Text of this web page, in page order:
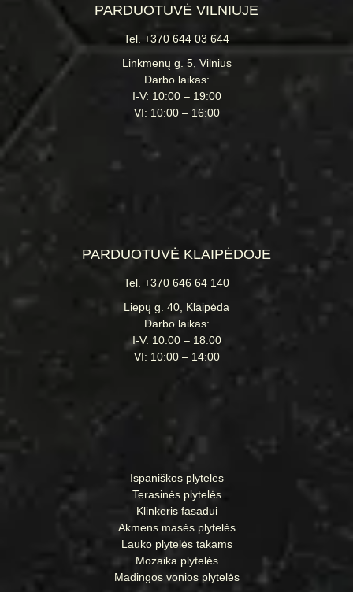
PARDUOTUVĖ VILNIUJE
Tel. +370 644 03 644
Linkmenų g. 5, Vilnius
Darbo laikas:
I-V: 10:00 – 19:00
VI: 10:00 – 16:00
PARDUOTUVĖ KLAIPĖDOJE
Tel. +370 646 64 140
Liepų g. 40, Klaipėda
Darbo laikas:
I-V: 10:00 – 18:00
VI: 10:00 – 14:00
Ispaniškos plytelės
Terasinės plytelės
Klinkeris fasadui
Akmens masės plytelės
Lauko plytelės takams
Mozaika plytelės
Madingos vonios plytelės